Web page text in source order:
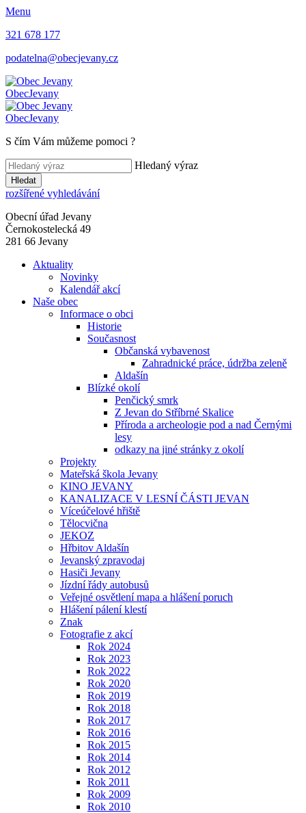
Menu
321 678 177
podatelna@obecjevany.cz
ObecJevany
ObecJevany
S čím Vám můžeme pomoci ?
Hledaný výraz
Hledat
rozšířené vyhledávání
Obecní úřad Jevany
Černokostelecká 49
281 66 Jevany
Aktuality
Novinky
Kalendář akcí
Naše obec
Informace o obci
Historie
Současnost
Občanská vybavenost
Zahradnické práce, údržba zeleně
Aldašín
Blízké okolí
Penčický smrk
Z Jevan do Stříbrné Skalice
Příroda a archeologie pod a nad Černými
lesy
odkazy na jiné stránky z okolí
Projekty
Mateřská škola Jevany
KINO JEVANY
KANALIZACE V LESNÍ ČÁSTI JEVAN
Víceúčelové hřiště
Tělocvična
JEKOZ
Hřbitov Aldašín
Jevanský zpravodaj
Hasiči Jevany
Jízdní řády autobusů
Veřejné osvětlení mapa a hlášení poruch
Hlášení pálení klestí
Znak
Fotografie z akcí
Rok 2024
Rok 2023
Rok 2022
Rok 2020
Rok 2019
Rok 2018
Rok 2017
Rok 2016
Rok 2015
Rok 2014
Rok 2012
Rok 2011
Rok 2009
Rok 2010